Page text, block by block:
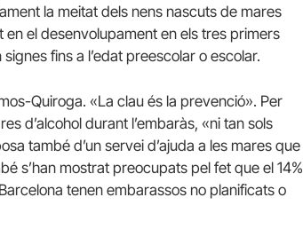
la meitat dels nens nascuts de mares
el desenvolupament en els tres primers
fins a l’edat preescolar o escolar.
Quiroga. «La clau és la prevenció». Per
d’alcohol durant l’embaràs, «ni tan sols
també d’un servei d’ajuda a les mares que
s’han mostrat preocupats pel fet que el 14%
tenen embarassos no planificats o